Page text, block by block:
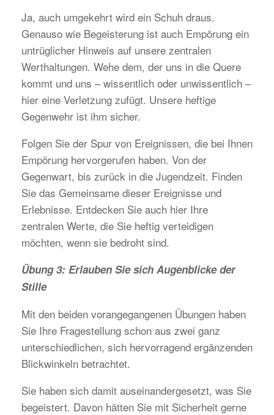
Ja, auch umgekehrt wird ein Schuh draus.
Genauso wie Begeisterung ist auch Empörung ein
untrüglicher Hinweis auf unsere zentralen
Werthaltungen. Wehe dem, der uns in die Quere
kommt und uns – wissentlich oder unwissentlich –
hier eine Verletzung zufügt. Unsere heftige
Gegenwehr ist ihm sicher.
Folgen Sie der Spur von Ereignissen, die bei Ihnen
Empörung hervorgerufen haben. Von der
Gegenwart, bis zurück in die Jugendzeit. Finden
Sie das Gemeinsame dieser Ereignisse und
Erlebnisse. Entdecken Sie auch hier Ihre
zentralen Werte, die Sie heftig verteidigen
möchten, wenn sie bedroht sind.
Übung 3: Erlauben Sie sich Augenblicke der
Stille
Mit den beiden vorangegangenen Übungen haben
Sie Ihre Fragestellung schon aus zwei ganz
unterschiedlichen, sich hervorragend ergänzenden
Blickwinkeln betrachtet.
Sie haben sich damit auseinandergesetzt, was Sie
begeistert. Davon hätten Sie mit Sicherheit gerne